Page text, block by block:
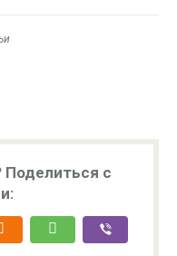
Поделиться с